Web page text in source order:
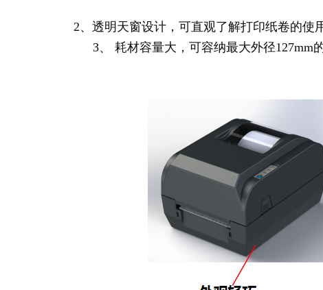
2、透明天窗设计，可直观了解打印纸卷的使
3、 耗材容量大，可容纳最大外径127mm